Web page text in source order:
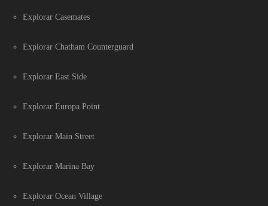
Explorar Casemates
Explorar Chatham Counterguard
Explorar East Side
Explorar Europa Point
Explorar Main Street
Explorar Marina Bay
Explorar Ocean Village